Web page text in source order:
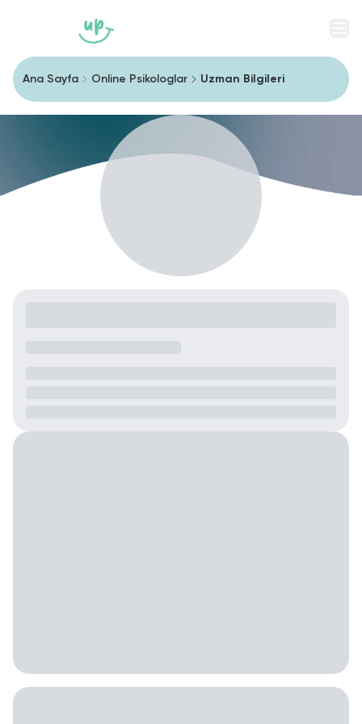
Ana Sayfa Online Psikologlar Uzman Bilgileri